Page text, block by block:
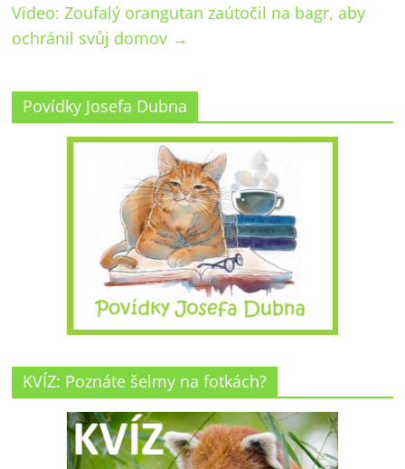
Video: Zoufalý orangutan zaútočil na bagr, aby
ochránil svůj domov →
Povídky Josefa Dubna
KVÍZ: Poznáte šelmy na fotkách?